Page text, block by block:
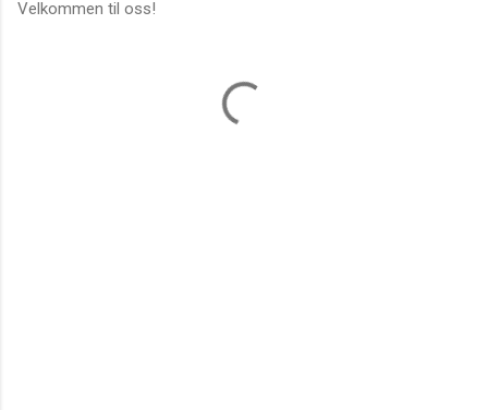
Velkommen til oss!